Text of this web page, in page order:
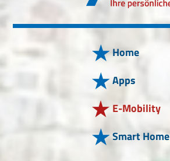
Home
Apps
E-Mobility
Smart Home